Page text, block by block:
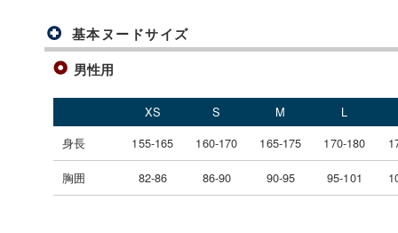
基本ヌードサイズ
男性用
XS S M
L
身長
155-165 160-170 165-175 170-180
胸囲 82-86 86-90 90-95 95-101